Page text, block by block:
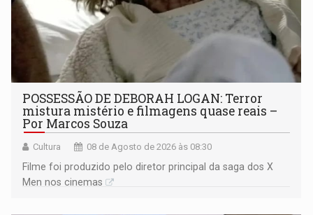
POSSESSÃO DE DEBORAH LOGAN: Terror
mistura mistério e filmagens quase reais –
Por Marcos Souza
Cultura 08 de Agosto de 2026 às 08:30
Filme foi produzido pelo diretor principal da saga dos X
Men nos cinemas